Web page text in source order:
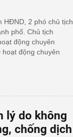
HĐND, 2 phó chủ tịch
phố. Chủ tịch
động chuyên
động chuyên
lý do không
chống dịch